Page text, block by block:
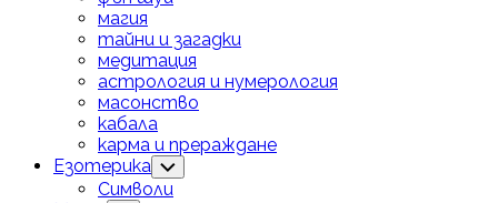
магия
тайни и загадки
медитация
астрология и нумерология
масонство
кабала
карма и прераждане
Езотерика Toggle
Child
Menu
Символи